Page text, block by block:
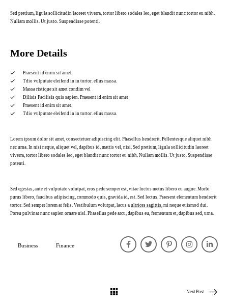
Sed pretium, ligula sollicitudin laoreet viverra, tortor libero sodales leo, eget blandit nunc tortor eu nibh.
Nullam mollis. Ut justo. Suspendisse potenti.
More Details
Praesent id enim sit amet.
Tdio vulputate eleifend in in tortor. ellus massa.
Massa ristique sit amet condim vel
Dilisis Facilisis quis sapien. Praesent id enim sit amet
Praesent id enim sit amet.
Tdio vulputate eleifend in in tortor. ellus massa.
Lorem ipsum dolor sit amet, consectetuer adipiscing elit. Phasellus hendrerit. Pellentesque aliquet nibh
nec urna. In nisi neque, aliquet vel, dapibus id, mattis vel, nisi. Sed pretium, ligula sollicitudin laoreet
viverra, tortor libero sodales leo, eget blandit nunc tortor eu nibh. Nullam mollis. Ut justo. Suspendisse
potenti.
Sed egestas, ante et vulputate volutpat, eros pede semper est, vitae luctus metus libero eu augue. Morbi
purus libero, faucibus adipiscing, commodo quis, gravida id, est. Sed lectus. Praesent elementum hendrerit
tortor. Sed semper lorem at felis. Vestibulum volutpat, lacus a ultrices sagittis, mi neque euismod dui.
Poreu pulvinar nunc sapien ornare nisl. Phasellus pede arcu, dapibus eu, fermentum et, dapibus sed, urna.
Business Finance
Next Post